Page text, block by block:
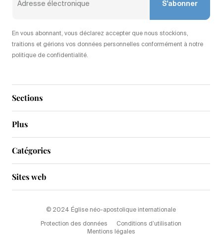
Sections
Plus
S'abonner
En vous abonnant, vous déclarez accepter que nous stockions,
traitions et gérions vos données personnelles conformément à notre
politique de confidentialité.
Catégories
Sites web
© 2024 Église néo-apostolique internationale
Protection des données
Conditions d’utilisation
Mentions légales